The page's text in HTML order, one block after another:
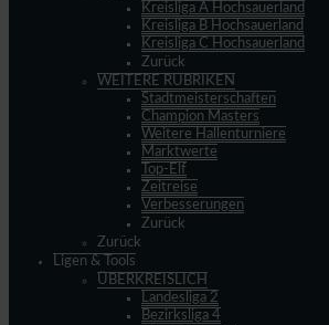
Kreisliga A Hochsauerland
Kreisliga B Hochsauerland
Kreisliga C Hochsauerland
Zurück
WEITERE RUBRIKEN
Stadtmeisterschaften
Champion Masters
Weitere Hallenturniere
Marktwerte
Top-Elf
Zeitreise
Verbesserungen
Zurück
Zurück
Ligen & Tools
ÜBERKREISLICH
Landesliga 2
Bezirksliga 4